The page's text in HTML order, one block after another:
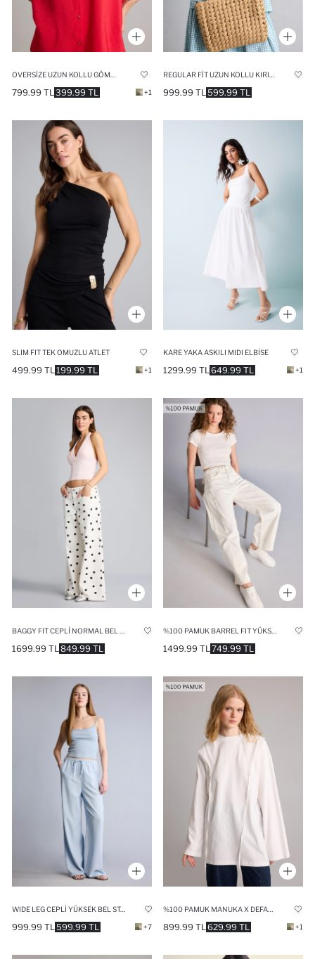
399.99 TL
799.99 TL +1 599.99 TL
999.99 TL
SLIM FIT TEK OMUZLU ATLET
199.99 TL
499.99 TL +1
KARE YAKA ASKILI MIDI ELBISE
649.99 TL
1299.99 TL +1
849.99 TL
1699.99 TL 749.99 TL
1499.99 TL
WIDE LEG CEPLI YÜKSEK BEL STANDART BOY KETEN KARIŞIMLI PANTOLON
599.99 TL
999.99 TL +7 629.99 TL
899.99 TL +1